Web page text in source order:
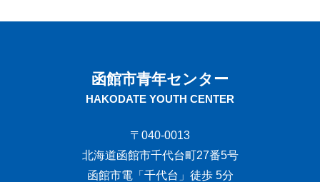
函館市青年センター
HAKODATE YOUTH CENTER
〒040-0013
北海道函館市千代台町27番5号
函館市電「千代台」徒歩 5分